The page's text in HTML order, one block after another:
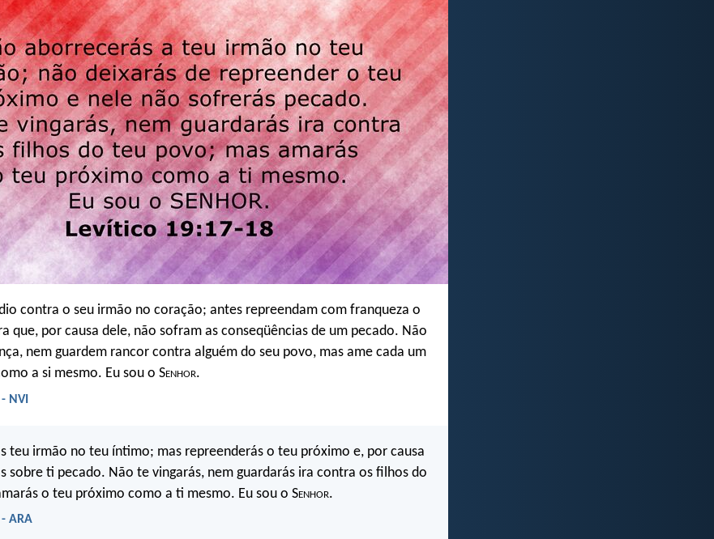
contra o seu irmão no coração; antes repreendam com franqueza o
que, por causa dele, não sofram as conseqüências de um pecado. Não
nem guardem rancor contra alguém do seu povo, mas ame cada um
a si mesmo. Eu sou o Senhor.
NVI
teu irmão no teu íntimo; mas repreenderás o teu próximo e, por causa
sobre ti pecado. Não te vingarás, nem guardarás ira contra os filhos do
o teu próximo como a ti mesmo. Eu sou o Senhor.
ARA